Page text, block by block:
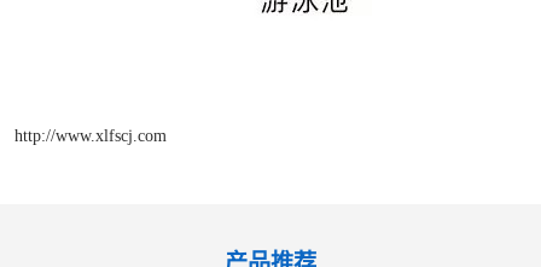
http://www.xlfscj.com